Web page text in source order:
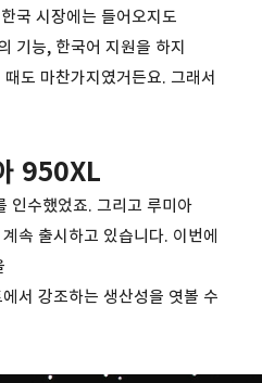
국 시장에는 들어오지도
기능, 한국어 지원을 하지
도 마찬가지였거든요. 그래서
950XL
인수했었죠. 그리고 루미아
속 출시하고 있습니다. 이번에
서 강조하는 생산성을 엿볼 수